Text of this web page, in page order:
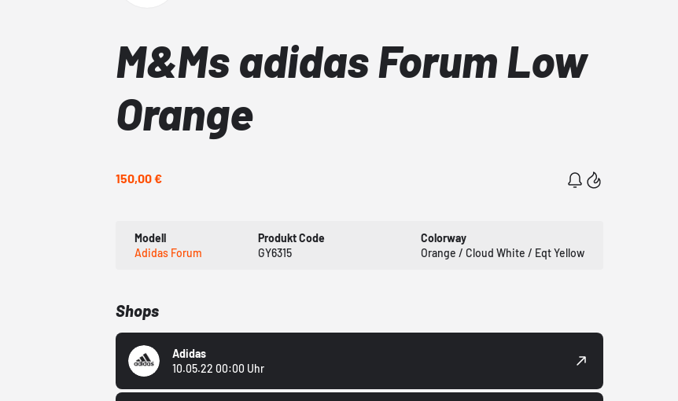
M&Ms adidas Forum Low
Orange
150,00 €
Modell
Adidas Forum
Produkt Code
GY6315
Colorway
Orange / Cloud White / Eqt Yellow
Shops
Adidas
10.05.22 00:00 Uhr